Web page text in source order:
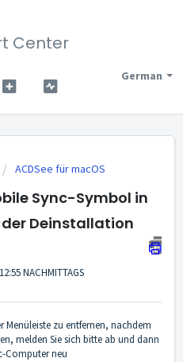
Center
German
ACDSee für macOS
Sync-Symbol in
Deinstallation
NACHMITTAGS
Menüleiste zu entfernen, nachdem
melden Sie sich bitte ab und dann
Computer neu